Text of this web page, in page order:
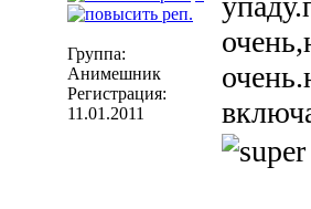
Группа:
Анимешник
Регистрация:
11.01.2011